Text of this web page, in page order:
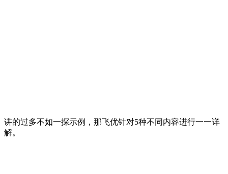
讲的过多不如一探示例，那飞优针对5种不同内容进行一一详
解。